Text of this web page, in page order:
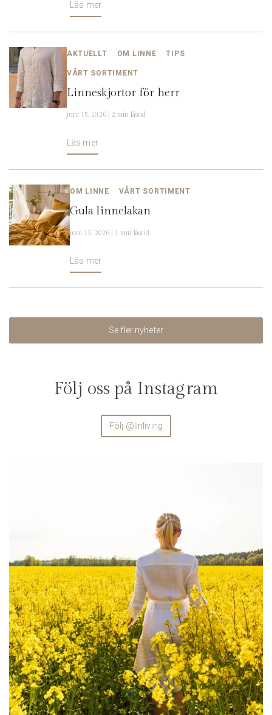
Läs mer
AKTUELLT OM LINNE TIPS
VÅRT SORTIMENT
Linneskjortor för herr
juni 15, 2026 | 2 min lästid
Läs mer
OM LINNE VÅRT SORTIMENT
Gula linnelakan
juni 13, 2026 | 1 min lästid
Läs mer
Se fler nyheter
Följ oss på Instagram
Följ @linliving